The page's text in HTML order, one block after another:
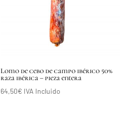
Lomo de cebo de campo ibérico 50%
raza ibérica – pieza entera
64,50€ IVA Incluido